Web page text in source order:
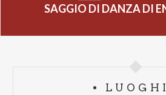
SAGGIO DI DANZA DI
LUOGHI